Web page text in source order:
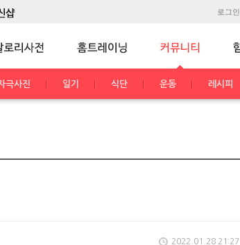
로그인
극사진 일기 식단 운동 레시피
2022.01.28 21:27